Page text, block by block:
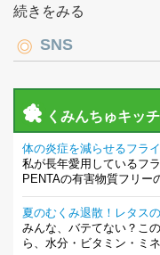
続きをみる
SNS
くみんちゅキッ
体の炎症を減らせるフラ
私が長年愛用しているフ
PENTAの有害物質フリー
夏のむくみ退散！レタス
みんな、バテてない？こ
ら、水分・ビタミン・ミ